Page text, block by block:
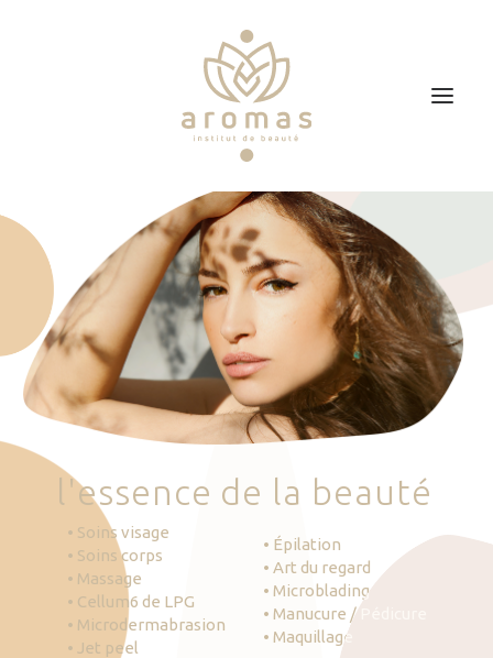
Soins
Je veux faire un bon cadeau
Plan d’accès
Prendre RDV
'essence de la beauté
• Soins visage
• Soins corps
• Massage
• Cellum6 de LPG
• Microdermabrasion
• Jet peel
• Épilation
• Art du regard
• Microblading
• Manucure / Pédicure
• Maquillage